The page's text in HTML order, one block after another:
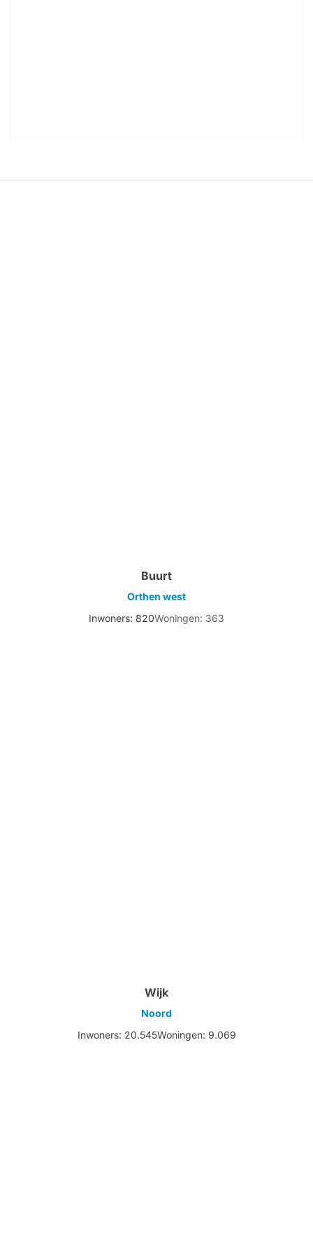
Buurt
Orthen west
Inwoners: 820Woningen: 363
Wijk
Noord
Inwoners: 20.545Woningen: 9.069